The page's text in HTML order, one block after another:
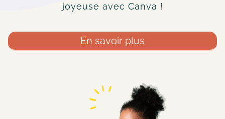
joyeuse avec Canva !
En savoir plus